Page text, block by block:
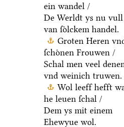
ein wandel /
De Werldt ys nu vull
van ſoͤlckem handel.
Groten Heren
ſchoͤnen Frouwen /
Schal men veel
vnd weinich truwen.
Wol leeff hefft
he leuen ſchal /
Dem ys mit einem
Ehewyue wol.